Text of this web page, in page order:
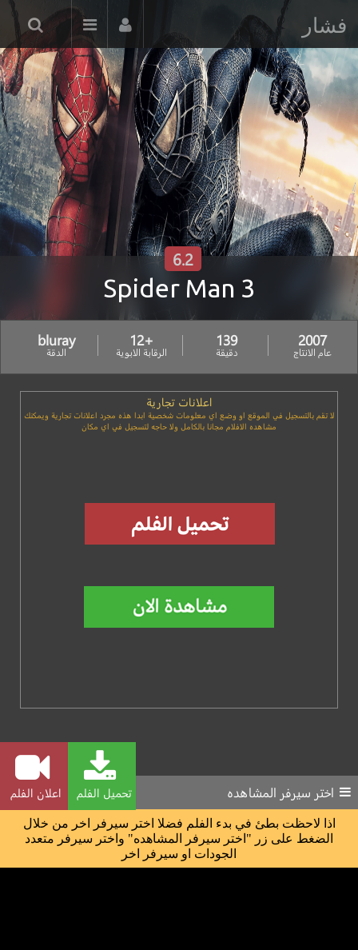
فشار
Spider Man 3
6.2
2007
عام الانتاج
139
دقيقة
+12
الرقابة الابوية
bluray
الدقة
اعلانات تجارية
لا تقم بالتسجيل في الموقع او وضع اي معلومات شخصية ابدا هذه مجرد اعلانات تجارية ويمكنك
مشاهده الافلام مجانا بالكامل ولا حاجه لتسجيل في اي مكان
تحميل الفلم اعلان الفلم اختر سيرفر المشاهده
اذا لاحظت بطئ في بدء الفلم فضلا اختر سيرفر اخر من خلال
الضغط على زر "اختر سيرفر المشاهده" واختر سيرفر متعدد
الجودات او سيرفر اخر